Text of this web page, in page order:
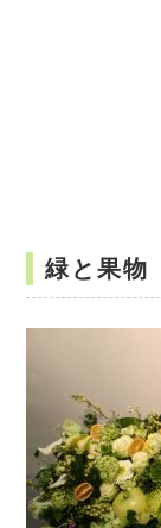
緑と果物